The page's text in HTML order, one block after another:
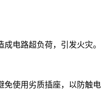
电路超负荷，引发火灾。
免使用劣质插座，以防触电